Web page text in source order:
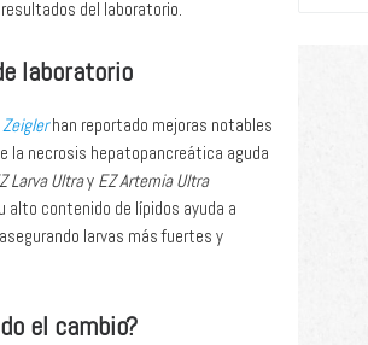
del laboratorio.
laboratorio
Zeigler han reportado mejoras notables
la necrosis hepatopancreática aguda
Larva Ultray EZ Artemia Ultra
alto contenido de lípidos ayuda a
larvas más fuertes y
el cambio?